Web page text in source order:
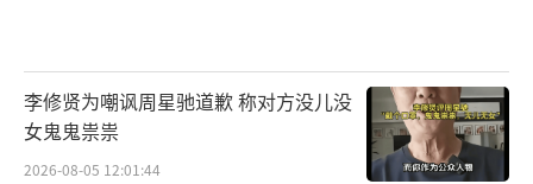
李修贤为嘲讽周星驰道歉 称对方没儿没
女鬼鬼祟祟
2026-08-05 12:01:44